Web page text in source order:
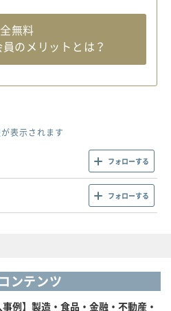
無料
のメリットとは？
表示されます
フォローする
フォローする
ンテンツ
事例】製造・食品・金融・不動産・